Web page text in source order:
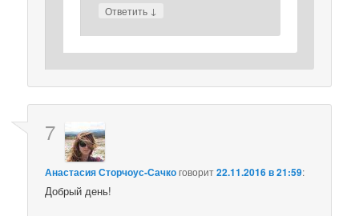
Ответить ↓
7
Анастасия Сторчоус-Сачкоговорит22.11.2016 в 21:59:
Добрый день!